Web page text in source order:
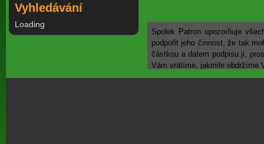
Vyhledávání
Loading
Spolek Patron upozorňuje
podpořit jeho činnost, že tak
částkou a datem podpisu ji,
Vám vrátíme, jakmile obdržíme